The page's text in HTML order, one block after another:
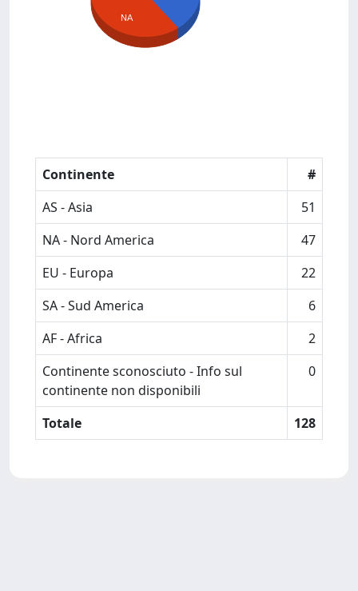
NA
Continente
#
AS - Asia
51
NA - Nord America
47
EU - Europa
22
SA - Sud America
6
AF - Africa
2
Continente sconosciuto - Info sul
continente non disponibili
0
Totale 128